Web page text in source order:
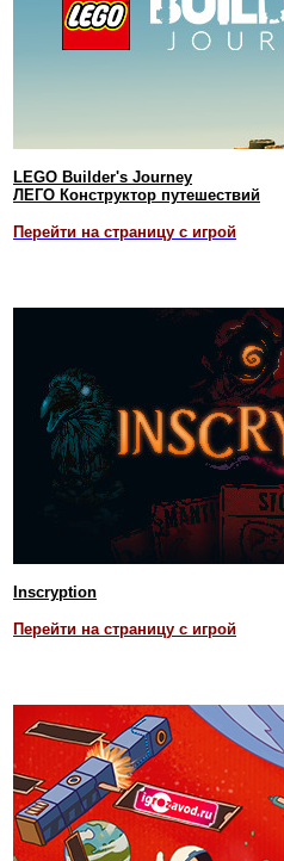
LEGO Builder's Journey
ЛЕГО Конструктор путешествий
Перейти на страницу с игрой
Inscryption
Перейти на страницу с игрой